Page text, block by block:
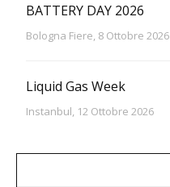
BATTERY DAY 2026
Bologna Fiere, 8 Ottobre 2026
Liquid Gas Week
Instanbul, 12 Ottobre 2026